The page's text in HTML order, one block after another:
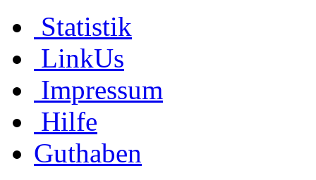
Statistik
LinkUs
Impressum
Hilfe
Guthaben